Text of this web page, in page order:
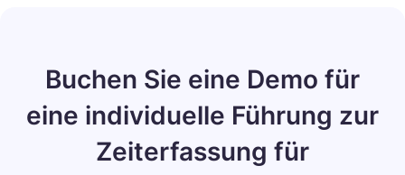
Buchen Sie eine Demo für
eine individuelle Führung zur
Zeiterfassung für